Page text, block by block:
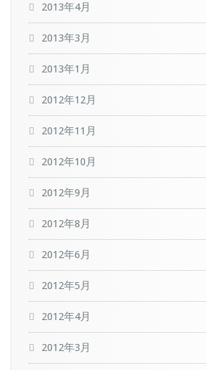
2013年4月
2013年3月
2013年1月
2012年12月
2012年11月
2012年10月
2012年9月
2012年8月
2012年6月
2012年5月
2012年4月
2012年3月